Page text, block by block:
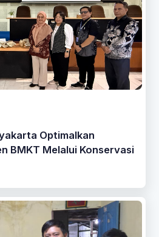
Optimalkan
BMKT Melalui Konservasi